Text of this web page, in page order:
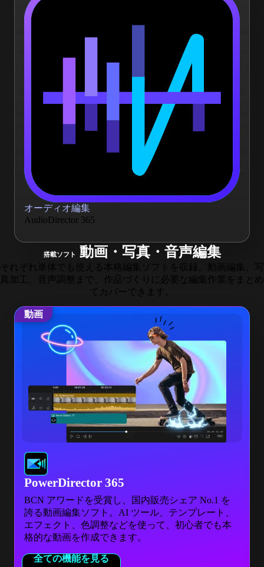
オーディオ編集
AudioDirector 365
搭載ソフト 動画・写真・音声編集
それぞれ単体でも使える本格編集ソフトを収録。動画編集、写
真加工、音声調整まで、作品づくりに必要な編集作業をまとめ
てカバーできます。
PowerDirector 365
BCN アワードを受賞し、国内販売シェア No.1 を
誇る動画編集ソフト。AI ツール、テンプレート、
エフェクト、色調整などを使って、初心者でも本
格的な動画を作成できます。
動画
全ての機能を見る